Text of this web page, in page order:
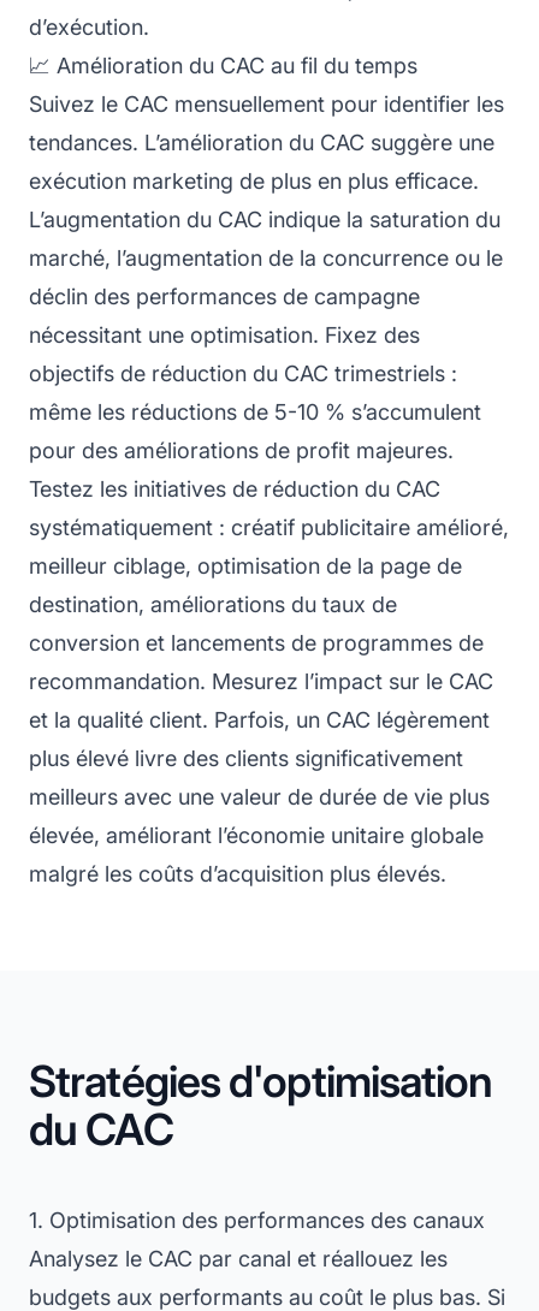
d’exécution.
📈 Amélioration du CAC au fil du temps
Suivez le CAC mensuellement pour identifier les
tendances. L’amélioration du CAC suggère une
exécution marketing de plus en plus efficace.
L’augmentation du CAC indique la saturation du
marché, l’augmentation de la concurrence ou le
déclin des performances de campagne
nécessitant une optimisation. Fixez des
objectifs de réduction du CAC trimestriels :
même les réductions de 5-10 % s’accumulent
pour des améliorations de profit majeures.
Testez les initiatives de réduction du CAC
systématiquement : créatif publicitaire amélioré,
meilleur ciblage, optimisation de la page de
destination, améliorations du taux de
conversion et lancements de programmes de
recommandation. Mesurez l’impact sur le CAC
et la qualité client. Parfois, un CAC légèrement
plus élevé livre des clients significativement
meilleurs avec une valeur de durée de vie plus
élevée, améliorant l’économie unitaire globale
malgré les coûts d’acquisition plus élevés.
Stratégies d'optimisation
du CAC
1. Optimisation des performances des canaux
Analysez le CAC par canal et réallouez les
budgets aux performants au coût le plus bas. Si